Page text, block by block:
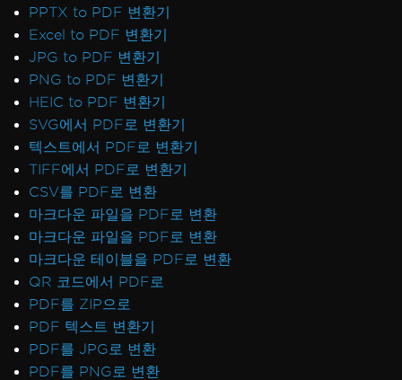
PPTX to PDF 변환기
Excel to PDF 변환기
JPG to PDF 변환기
PNG to PDF 변환기
HEIC to PDF 변환기
SVG에서 PDF로 변환기
텍스트에서 PDF로 변환기
TIFF에서 PDF로 변환기
CSV를 PDF로 변환
마크다운 파일을 PDF로 변환
마크다운 파일을 PDF로 변환
마크다운 테이블을 PDF로 변환
QR 코드에서 PDF로
PDF를 ZIP으로
PDF 텍스트 변환기
PDF를 JPG로 변환
PDF를 PNG로 변환